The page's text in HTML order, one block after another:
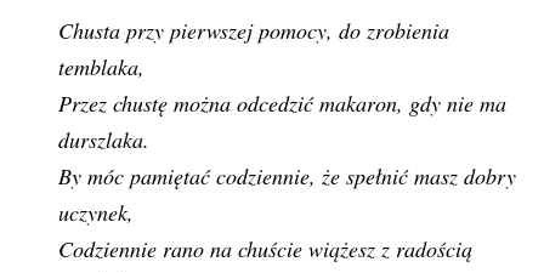
Chusta przy pierwszej pomocy, do zrobienia
temblaka,
Przez chustę można odcedzić makaron, gdy nie ma
durszlaka.
By móc pamiętać codziennie, że spełnić masz dobry
uczynek,
Codziennie rano na chuście wiążesz z radością